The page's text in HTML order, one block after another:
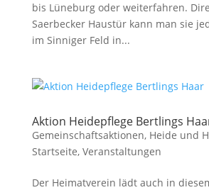
bis Lüneburg oder weiterfahren.
Saerbecker Haustür kann man sie
im Sinniger Feld in...
Aktion Heidepflege Bertlings
Gemeinschaftsaktionen, Heide und
Startseite, Veranstaltungen
Der Heimatverein lädt auch in